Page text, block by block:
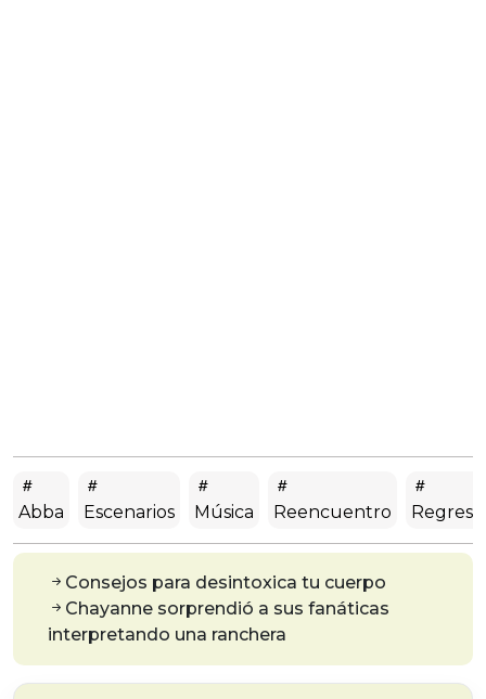
Abba Escenarios Música Reencuentro Regreso
Consejos para desintoxica tu cuerpo
Chayanne sorprendió a sus fanáticas
interpretando una ranchera